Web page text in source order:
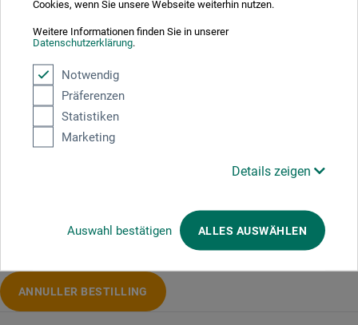
Cookies, wenn Sie unsere Webseite weiterhin nutzen.
Weitere Informationen finden Sie in unserer
Datenschutzerklärung.
Notwendig
Präferenzen
Statistiken
Marketing
Details zeigen
Auswahl bestätigen ALLES AUSWÄHLEN
Betalingsmetoder
Produktkategorier
ANNULLER BESTILLING